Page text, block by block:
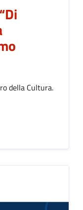
della Cultura.
“DI FORTEZZA IN